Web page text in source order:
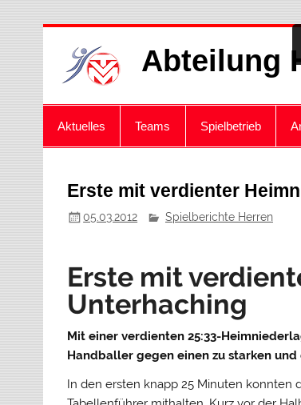
Abteilung
Aktuelles Teams Spielbetrieb
Erste mit verdienter
05.03.2012 Spielberichte Herren
Erste mit
Unterhaching
Mit einer verdienten 25:33-
Handballer gegen einen zu starken
In den ersten knapp 25 Minuten konnten